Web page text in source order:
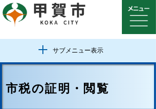
サブメニュー表示
市税の証明・閲覧